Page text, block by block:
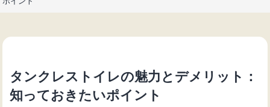
ス
ッ
住
の
タンクレストイレの魅力とデメリット：
知っておきたいポイント